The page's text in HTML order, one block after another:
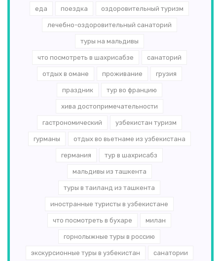
еда поездка оздоровительный туризм
лечебно-оздоровительный санаторий
туры на мальдивы
что посмотреть в шахрисабзе санаторий
отдых в омане проживание грузия
праздник тур во францию
хива достопримечательности
гастрономический узбекистан туризм
гурманы отдых во вьетнаме из узбекистана
германия тур в шахрисабз
мальдивы из ташкента
туры в таиланд из ташкента
иностранные туристы в узбекистане
что посмотреть в бухаре милан
горнолыжные туры в россию
экскурсионные туры в узбекистан санатории